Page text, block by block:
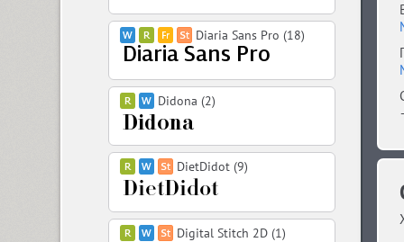
Diaria Sans Pro (18)
Didona (2)
DietDidot (9)
Digital Stitch 2D (1)